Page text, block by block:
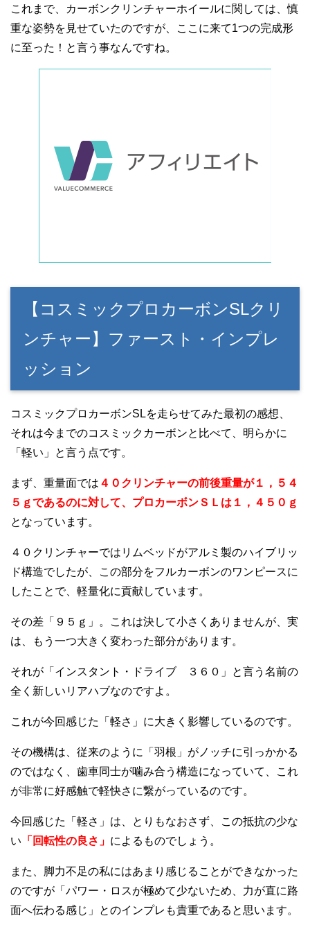
これまで、カーボンクリンチャーホイールに関しては、慎
重な姿勢を見せていたのですが、ここに来て1つの完成形
に至った！と言う事なんですね。
【コスミックプロカーボンSLクリ
ンチャー】ファースト・インプレ
ッション
コスミックプロカーボンSLを走らせてみた最初の感想、
それは今までのコスミックカーボンと比べて、明らかに
「軽い」と言う点です。
まず、重量面では ４０クリンチャーの前後重量が１，５４
５ｇであるのに対して、プロカーボンＳＬは１，４５０ｇ
となっています。
４０クリンチャーではリムベッドがアルミ製のハイブリッ
ド構造でしたが、この部分をフルカーボンのワンピースに
したことで、軽量化に貢献しています。
その差「９５ｇ」。これは決して小さくありませんが、実
は、もう一つ大きく変わった部分があります。
それが「インスタント・ドライブ ３６０」と言う名前の
全く新しいリアハブなのですよ。
これが今回感じた「軽さ」に大きく影響しているのです。
その機構は、従来のように「羽根」がノッチに引っかかる
のではなく、歯車同士が噛み合う構造になっていて、これ
が非常に好感触で軽快さに繋がっているのです。
今回感じた「軽さ」は、とりもなおさず、この抵抗の少な
い 「回転性の良さ」 によるものでしょう。
また、脚力不足の私にはあまり感じることができなかった
のですが「パワー・ロスが極めて少ないため、力が直に路
面へ伝わる感じ」とのインプレも貴重であると思います。